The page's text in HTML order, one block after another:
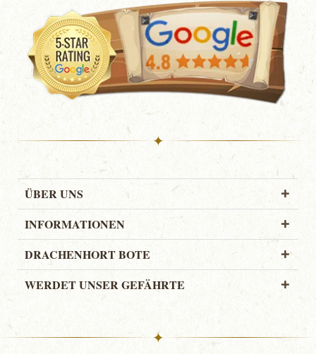
✦
ÜBER UNS
INFORMATIONEN
DRACHENHORT BOTE
WERDET UNSER GEFÄHRTE
✦